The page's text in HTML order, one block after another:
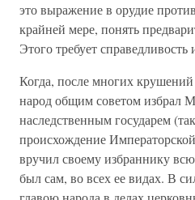
это выражение в орудие
крайней мере, понять
Этого требует справедливость
Когда, после многих
народ общим советом избрал
наследственным государем
происхождение
вручил своему избраннику
был сам, во всех ее видах. В